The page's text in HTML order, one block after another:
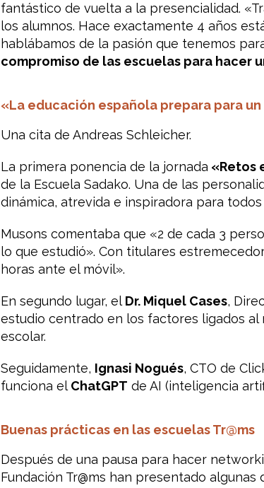
fantástico de vuelta a la presencialidad.
los alumnos. Hace exactamente 4 años
hablábamos de la pasión que tenemos
compromiso de las escuelas para hacer
«La educación española prepara para
Una cita de Andreas Schleicher.
La primera ponencia de la jornada «Retos
de la Escuela Sadako. Una de las
dinámica, atrevida e inspiradora para
Musons comentaba que «2 de cada 3
lo que estudió». Con titulares
horas ante el móvil».
En segundo lugar, elDr. Miquel Cases,
estudio centrado en los factores ligados
escolar.
Seguidamente, Ignasi Nogués, CTO de
funciona el ChatGPT de AI (inteligencia
Buenas prácticas en las escuelas Tr@ms
Después de una pausa para hacer
Fundación Tr@ms han presentado algunas